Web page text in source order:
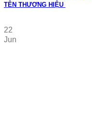
TÊN THƯƠNG HIỆU
22
Jun